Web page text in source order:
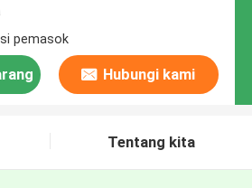
pemasok
Hubungi kami
Tentang kita